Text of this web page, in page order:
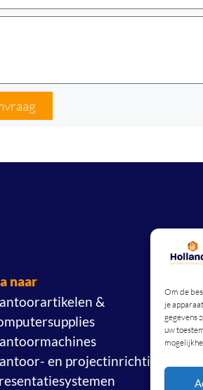
Om de
je
gegevens
uw
naar
&
en projectinrichting